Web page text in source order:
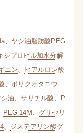
、 ヤシ油脂肪酸PEG
シプロピル加水分解
ニン
ヒアルロン酸
ポリクオタニウ
油 サリチル酸
P
PEG-14M
グリセリ
、 ジステアリン酸グ